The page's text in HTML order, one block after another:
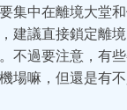
集中在離境大堂
建議直接鎖定離
不過要注意，有
場嘛，但還是有